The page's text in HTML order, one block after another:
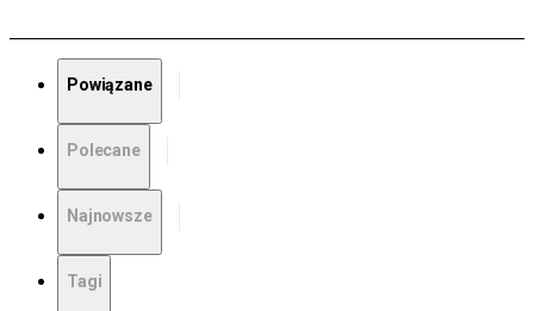
Powiązane
Polecane
Najnowsze
Tagi